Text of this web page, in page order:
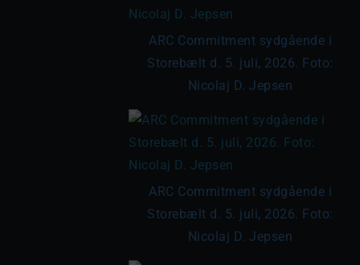
ARC Commitment sydgående i
Storebælt d. 5. juli, 2026. Foto:
Nicolaj D. Jepsen
ARC Commitment sydgående i
Storebælt d. 5. juli, 2026. Foto:
Nicolaj D. Jepsen